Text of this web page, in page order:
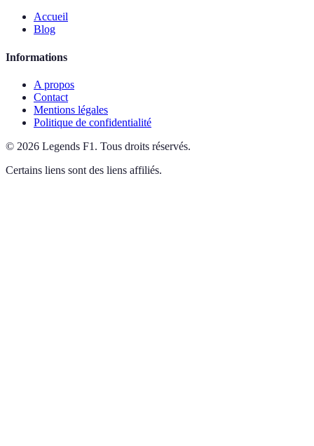
Accueil
Blog
Informations
A propos
Contact
Mentions légales
Politique de confidentialité
© 2026 Legends F1 . Tous droits réservés.
Certains liens sont des liens affiliés.